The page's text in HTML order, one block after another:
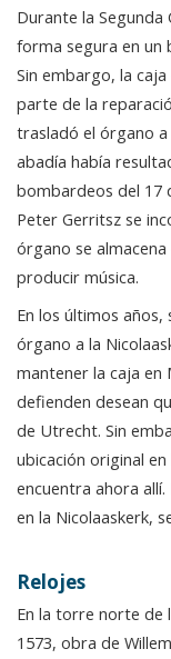
Durante la Segunda
forma segura en un
Sin embargo, la
parte de la
trasladó el órgano
abadía había
bombardeos del 17
Peter Gerritsz se
órgano se
producir música.
En los últimos
órgano a la
mantener la caja en
defienden desean
de Utrecht. Sin
ubicación original
encuentra ahora
en la Nicolaaskerk,
Relojes
En la torre norte de
1573, obra de